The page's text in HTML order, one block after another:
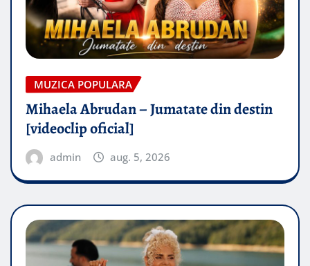
MUZICA POPULARA
Mihaela Abrudan – Jumatate din destin
[videoclip oficial]
admin aug. 5, 2026